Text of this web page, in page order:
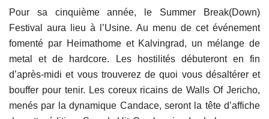
Pour sa cinquième année, le Summer Break(Down)
Festival aura lieu à l’Usine. Au menu de cet événement
fomenté par Heimathome et Kalvingrad, un mélange de
metal et de hardcore. Les hostilités débuteront en fin
d’après-midi et vous trouverez de quoi vous désaltérer et
bouffer pour tenir. Les coreux ricains de Walls Of Jericho,
menés par la dynamique Candace, seront la tête d’affiche